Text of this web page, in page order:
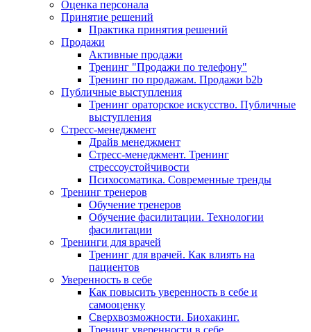
Оценка персонала
Принятие решений
Практика принятия решений
Продажи
Активные продажи
Тренинг "Продажи по телефону"
Тренинг по продажам. Продажи b2b
Публичные выступления
Тренинг ораторское искусство. Публичные
выступления
Стресс-менеджмент
Драйв менеджмент
Стресс-менеджмент. Тренинг
стрессоустойчивости
Психосоматика. Современные тренды
Тренинг тренеров
Обучение тренеров
Обучение фасилитации. Технологии
фасилитации
Тренинги для врачей
Тренинг для врачей. Как влиять на
пациентов
Уверенность в себе
Как повысить уверенность в себе и
самооценку
Сверхвозможности. Биохакинг.
Тренинг уверенности в себе